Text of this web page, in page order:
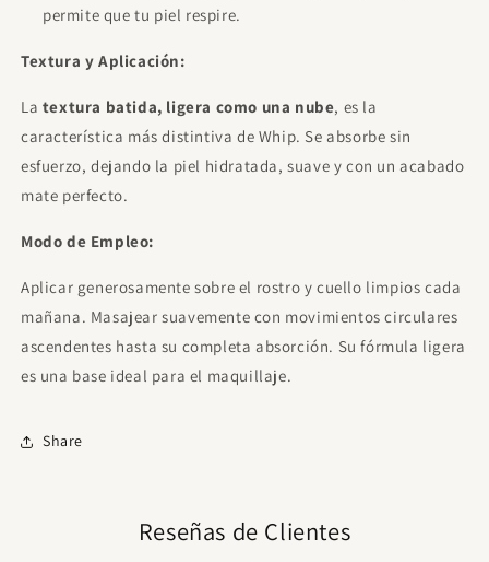
permite que tu piel respire.
Textura y Aplicación:
La textura batida, ligera como una nube, es la
característica más distintiva de Whip. Se absorbe sin
esfuerzo, dejando la piel hidratada, suave y con un acabado
mate perfecto.
Modo de Empleo:
Aplicar generosamente sobre el rostro y cuello limpios cada
mañana. Masajear suavemente con movimientos circulares
ascendentes hasta su completa absorción. Su fórmula ligera
es una base ideal para el maquillaje.
Share
Reseñas de Clientes